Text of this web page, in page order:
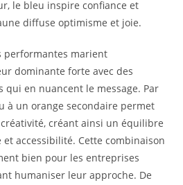
le bleu inspire confiance et
diffuse optimisme et joie.
performantes marient
dominante forte avec des
qui en nuancent le message. Par
à un orange secondaire permet
créant ainsi un équilibre
accessibilité. Cette combinaison
bien pour les entreprises
humaniser leur approche. De